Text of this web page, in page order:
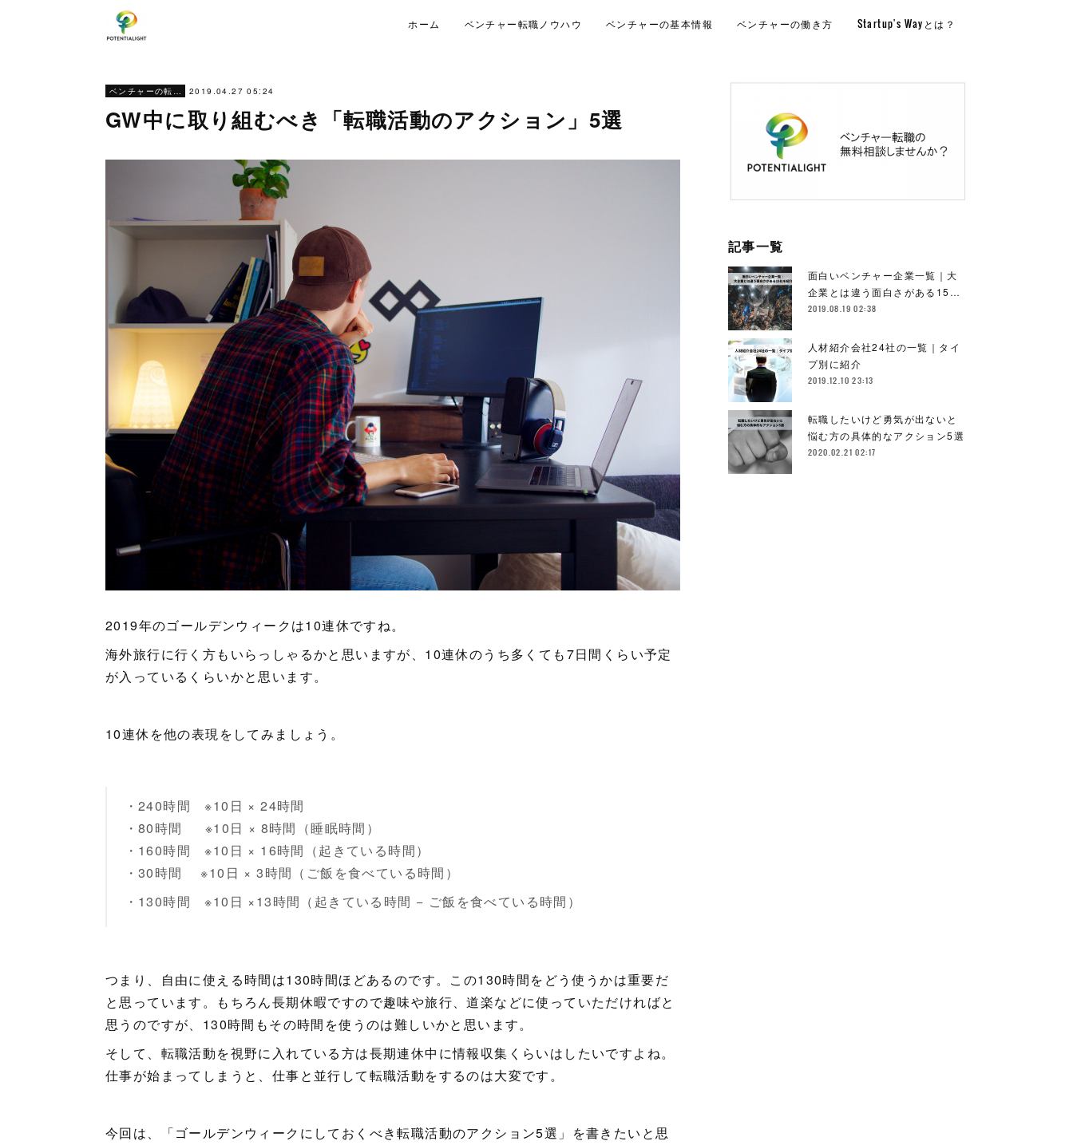
ホーム ベンチャー転職ノウハウ ベンチャーの基本情報 ベンチャーの働き方 Startup's Wayとは？
ベンチャーの転職ノウハウ 2019.04.27 05:24
GW中に取り組むべき「転職活動のアクション」5選
2019年のゴールデンウィークは10連休ですね。
海外旅行に行く方もいらっしゃるかと思いますが、10連休のうち多くても7日間くらい予定
が入っているくらいかと思います。
10連休を他の表現をしてみましょう。
・240時間 ※10日 × 24時間
・80時間 ※10日 × 8時間（睡眠時間）
・160時間 ※10日 × 16時間（起きている時間）
・30時間 ※10日 × 3時間（ご飯を食べている時間）
・130時間 ※10日 ×13時間（起きている時間 − ご飯を食べている時間）
つまり、自由に使える時間は130時間ほどあるのです。この130時間をどう使うかは重要だ
と思っています。もちろん長期休暇ですので趣味や旅行、道楽などに使っていただければと
思うのですが、130時間もその時間を使うのは難しいかと思います。
そして、転職活動を視野に入れている方は長期連休中に情報収集くらいはしたいですよね。
仕事が始まってしまうと、仕事と並行して転職活動をするのは大変です。
今回は、「ゴールデンウィークにしておくべき転職活動のアクション5選」を書きたいと思
記事一覧
面白いベンチャー企業一覧｜大
企業とは違う面白さがある15…
2019.08.19 02:38
人材紹介会社24社の一覧｜タイ
プ別に紹介
2019.12.10 23:13
転職したいけど勇気が出ないと
悩む方の具体的なアクション5選
2020.02.21 02:17